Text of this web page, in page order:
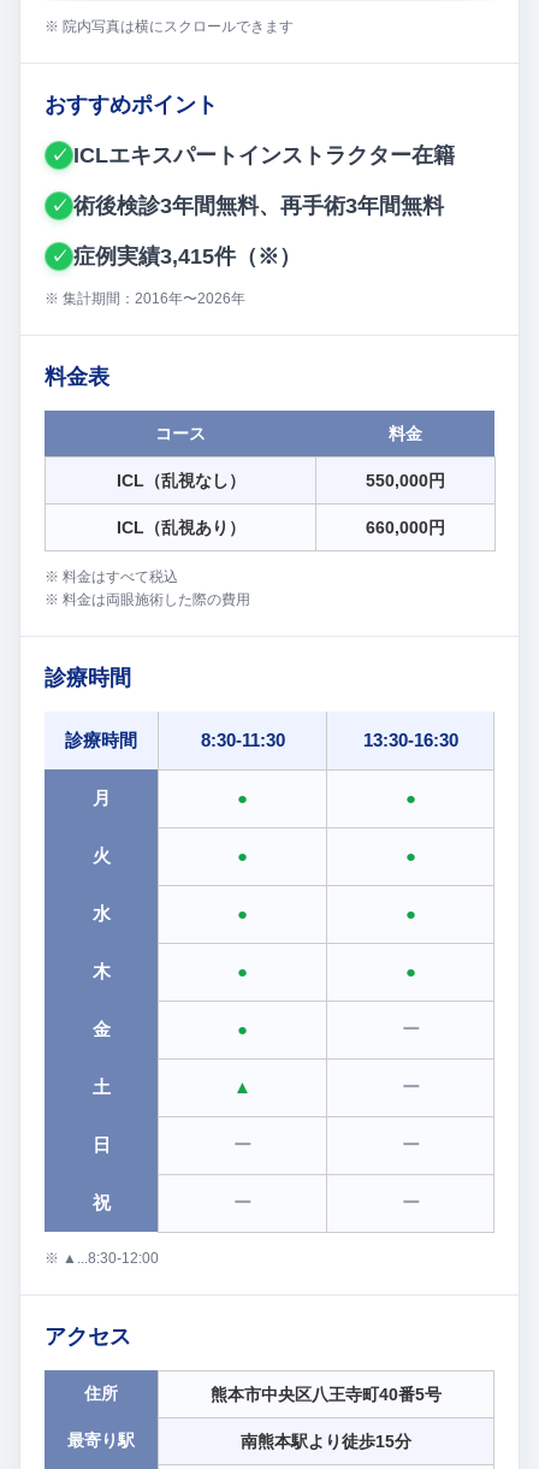
※ 院内写真は横にスクロールできます
おすすめポイント
✓ ICLエキスパートインストラクター在籍
✓ 術後検診3年間無料、再手術3年間無料
✓ 症例実績3,415件（※）
※ 集計期間：2016年〜2026年
料金表
コース 料金
ICL（乱視なし） 550,000円
ICL（乱視あり） 660,000円
※ 料金はすべて税込
※ 料金は両眼施術した際の費用
診療時間
診療時間 8:30-11:30 13:30-16:30
月 ● ●
火 ● ●
水 ● ●
木 ● ●
金 ● ー
土 ▲ ー
日 ー ー
祝 ー ー
※ ▲...8:30-12:00
アクセス
住所 熊本市中央区八王寺町40番5号
最寄り駅 南熊本駅より徒歩15分